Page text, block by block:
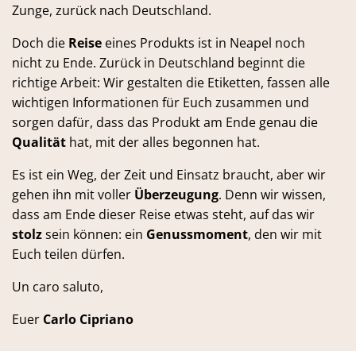
Zunge, zurück nach Deutschland.
Doch die Reise eines Produkts ist in Neapel noch
nicht zu Ende. Zurück in Deutschland beginnt die
richtige Arbeit: Wir gestalten die Etiketten, fassen alle
wichtigen Informationen für Euch zusammen und
sorgen dafür, dass das Produkt am Ende genau die
Qualität hat, mit der alles begonnen hat.
Es ist ein Weg, der Zeit und Einsatz braucht, aber wir
gehen ihn mit voller Überzeugung. Denn wir wissen,
dass am Ende dieser Reise etwas steht, auf das wir
stolzsein können: ein Genussmoment, den wir mit
Euch teilen dürfen.
Un caro saluto,
Euer Carlo Cipriano